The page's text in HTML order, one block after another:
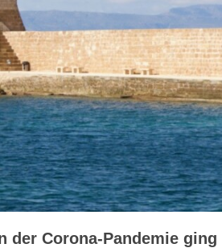
Corona-Pandemie ging